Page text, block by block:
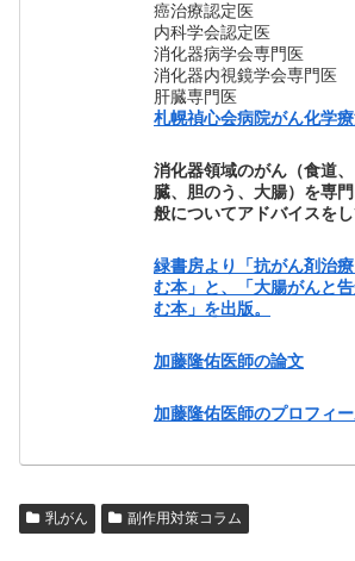
癌治療認定医
内科学会認定医
消化器病学会専門医
消化器内視鏡学会専門医
肝臓専門医
札幌禎心会病院がん化学
消化器領域のがん（食道
臓、胆のう、大腸）を専
般についてアドバイスをし
緑書房より「抗がん剤治
む本」と、「大腸がんと
む本」を出版。
加藤隆佑医師の論文
加藤隆佑医師のプロフィ
乳がん 副作用対策コラム